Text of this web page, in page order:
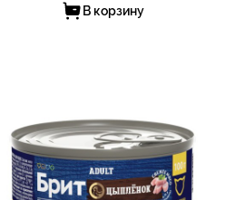
В корзину